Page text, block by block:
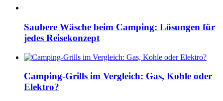
Saubere Wäsche beim Camping: Lösungen für
jedes Reisekonzept
Camping-Grills im Vergleich: Gas, Kohle oder
Elektro?